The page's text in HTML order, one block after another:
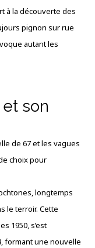
à la découverte des
pignon sur rue
autant les
son
de 67 et les vagues
choix pour
longtemps
le terroir. Cette
1950, s’est
formant une nouvelle